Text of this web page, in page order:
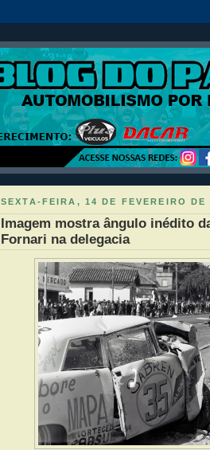
SEXTA-FEIRA, 14 DE FEVEREIRO DE
Imagem mostra ângulo inédito
Fornari na delegacia